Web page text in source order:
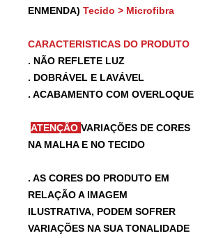
ENMENDA) Tecido > Microfibra
CARACTERISTICAS DO PRODUTO
. NÃO REFLETE LUZ
. DOBRÁVEL E LAVÁVEL
. ACABAMENTO COM OVERLOQUE
ATENÇÃO VARIAÇÕES DE CORES
NA MALHA E NO TECIDO
. AS CORES DO PRODUTO EM
RELAÇÃO A IMAGEM
ILUSTRATIVA, PODEM SOFRER
VARIAÇÕES NA SUA TONALIDADE